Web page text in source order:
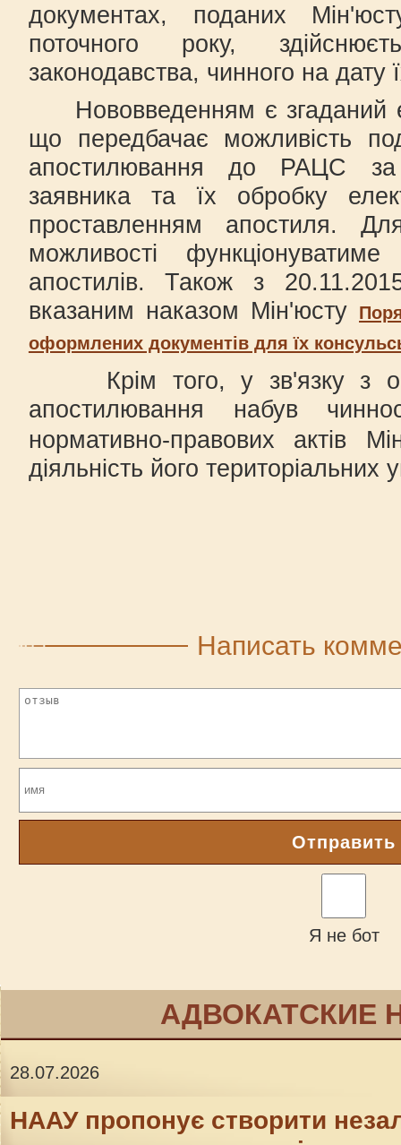
документах, поданих
поточного року,
законодавства, чинного на дату
Нововведенням є згаданий
що передбачає можливість
апостилювання до РАЦС за
заявника та їх обробку
проставленням апостиля.
можливості
апостилів. Також з
вказаним наказом Мін'юсту
оформлених документів для їх
Крім того, у зв'язку з
апостилювання набув
нормативно-правових актів
діяльність його територіальних
Написать
Отправить
Я не бот
АДВОКАТСКИЕ
28.07.2026
НААУ пропонує створити